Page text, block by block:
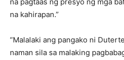
na kahirapan.”
“Malalaki ang pangako ni
naman sila sa malaking